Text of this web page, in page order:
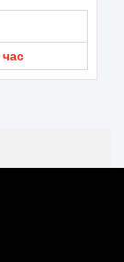
час